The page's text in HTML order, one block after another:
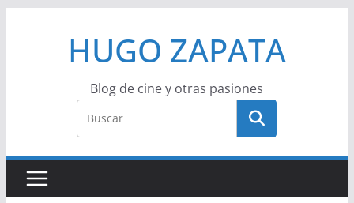
HUGO ZAPATA
Blog de cine y otras pasiones